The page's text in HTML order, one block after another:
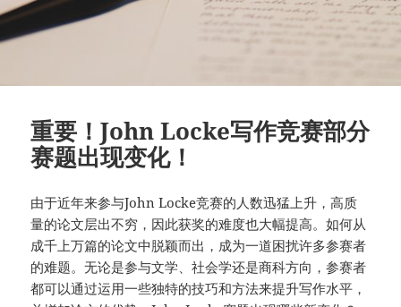
重要！John Locke写作竞赛部分
赛题出现变化！
由于近年来参与John Locke竞赛的人数迅猛上升，高质
量的论文层出不穷，因此获奖的难度也大幅提高。如何从
成千上万篇的论文中脱颖而出，成为一道困扰许多参赛者
的难题。无论是参与文学、社会学还是商科方向，参赛者
都可以通过运用一些独特的技巧和方法来提升写作水平，